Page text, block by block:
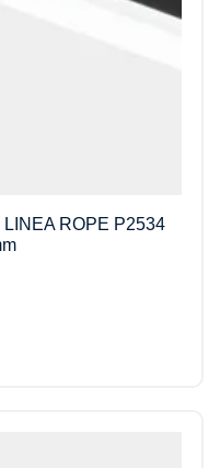
LINEA ROPE P2534